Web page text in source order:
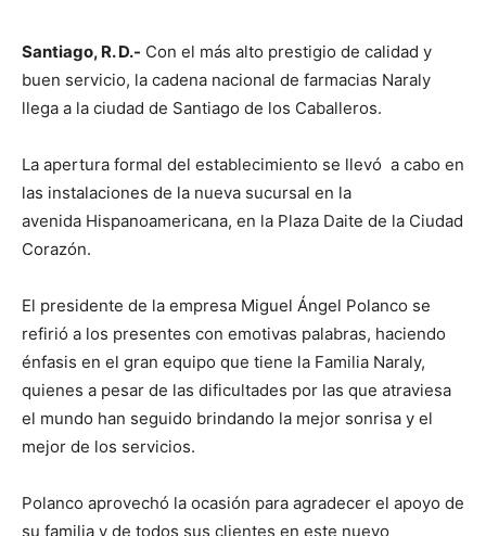
Santiago, R. D.- Con el más alto prestigio de calidad y
buen servicio, la cadena nacional de farmacias Naraly
llega a la ciudad de Santiago de los Caballeros.
La apertura formal del establecimiento se llevó a cabo en
las instalaciones de la nueva sucursal en la
avenida Hispanoamericana, en la Plaza Daite de la Ciudad
Corazón.
El presidente de la empresa Miguel Ángel Polanco se
refirió a los presentes con emotivas palabras, haciendo
énfasis en el gran equipo que tiene la Familia Naraly,
quienes a pesar de las dificultades por las que atraviesa
el mundo han seguido brindando la mejor sonrisa y el
mejor de los servicios.
Polanco aprovechó la ocasión para agradecer el apoyo de
su familia y de todos sus clientes en este nuevo